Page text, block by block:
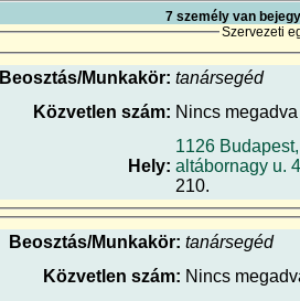
7 személy van
Szervezeti
Beosztás/Munkakör: tanársegéd
Közvetlen szám: Nincs megadva
Hely:
1126
altábornagy u.
210.
Beosztás/Munkakör: tanársegéd
Közvetlen szám: Nincs